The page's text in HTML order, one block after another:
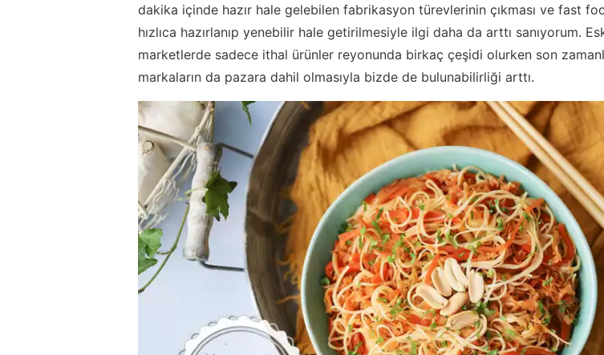
dakika içinde hazır hale gelebilen fabrikasyon türevlerinin çıkması ve fast
hızlıca hazırlanıp yenebilir hale getirilmesiyle ilgi daha da arttı sanıyorum.
marketlerde sadece ithal ürünler reyonunda birkaç çeşidi olurken son
markaların da pazara dahil olmasıyla bizde de bulunabilirliği arttı.